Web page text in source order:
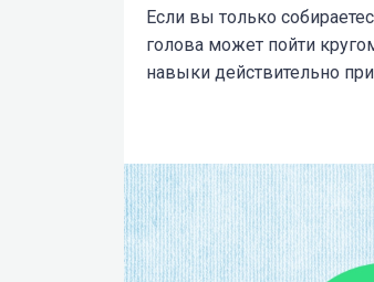
Если вы только
голова может пойти
навыки действительно